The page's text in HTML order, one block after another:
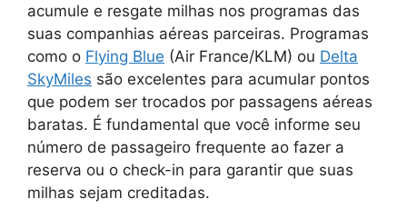
acumule e resgate milhas nos programas das
suas companhias aéreas parceiras. Programas
como o Flying Blue (Air France/KLM) ou Delta
SkyMiles são excelentes para acumular pontos
que podem ser trocados por passagens aéreas
baratas. É fundamental que você informe seu
número de passageiro frequente ao fazer a
reserva ou o check-in para garantir que suas
milhas sejam creditadas.